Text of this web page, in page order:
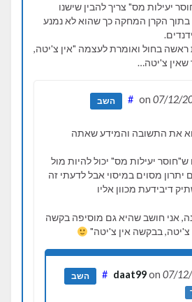
יעילות מס" צריך להבין שישנו
הקרן המחקה כך שהוא לא נמנע
בחול ואומרת לעצמה "אין צ'יטה,
שאין צ'יטה…
07/12/
# השב
את התשובה והמידע שאתה
ש"חוסר יעילות מס" יכול להיות מול
יתרון מסוים במיסוי אבל לדעתי זה
דיבידעת מכוון אליו
אני חושב שהיא גם מוסיפה בקשה
בבקשה אין צ'יטה"
daat99on 07/
# השב